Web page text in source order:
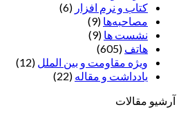
کتاب و نرم افزار (6)
مصاحبه‌ها (9)
نشست ها (9)
هاتف (605)
ویژه مقاومت و بین الملل (12)
یادداشت‌ و مقاله (22)
آرشیو مقالات